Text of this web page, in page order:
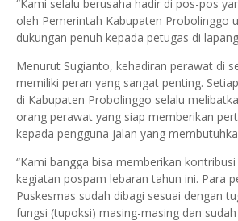
“Kami selalu berusaha hadir di pos-pos
oleh Pemerintah Kabupaten Probolinggo
dukungan penuh kepada petugas di
Menurut Sugianto, kehadiran perawat di
memiliki peran yang sangat penting.
di Kabupaten Probolinggo selalu
orang perawat yang siap memberikan
kepada pengguna jalan yang
“Kami bangga bisa memberikan
kegiatan pospam lebaran tahun ini. Para
Puskesmas sudah dibagi sesuai dengan
fungsi (tupoksi) masing-masing dan